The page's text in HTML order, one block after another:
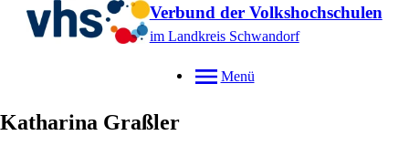
Verbund der Volkshochschulen
im Landkreis Schwandorf
Menü
Katharina Graßler